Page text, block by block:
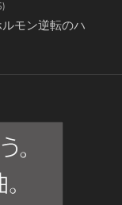
モン逆転のハ